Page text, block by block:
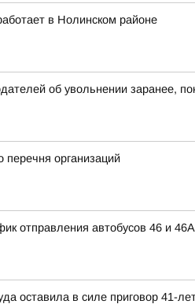
в Нолинском районе
об увольнении заранее,
организаций
отправления автобусов 46 и 46А
оставила в силе приговор 41-